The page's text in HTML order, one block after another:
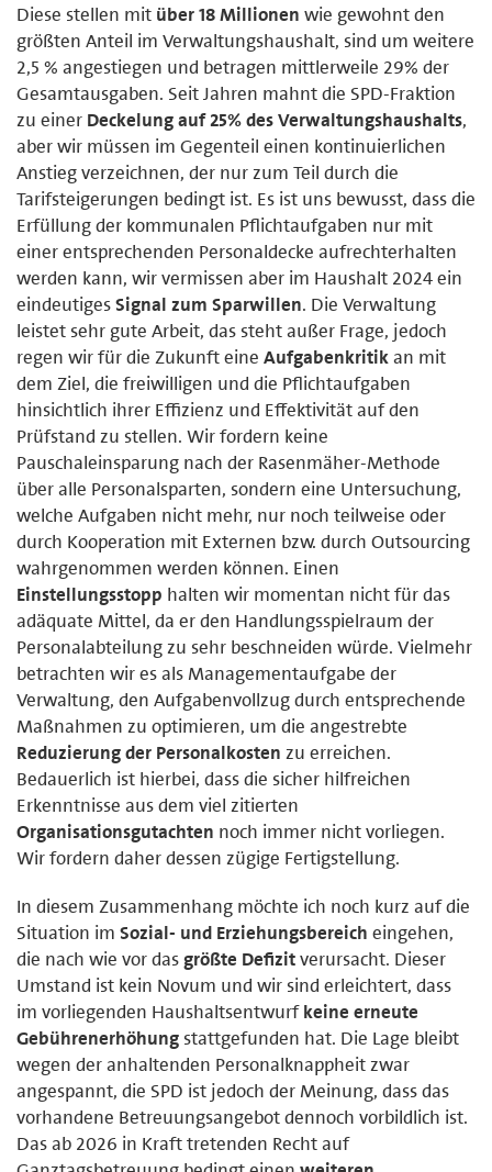
Diese stellen mit über 18 Millionen wie gewohnt den
größten Anteil im Verwaltungshaushalt, sind um weitere
2,5 % angestiegen und betragen mittlerweile 29% der
Gesamtausgaben. Seit Jahren mahnt die SPD-Fraktion
zu einer Deckelung auf 25% des Verwaltungshaushalts,
aber wir müssen im Gegenteil einen kontinuierlichen
Anstieg verzeichnen, der nur zum Teil durch die
Tarifsteigerungen bedingt ist. Es ist uns bewusst, dass die
Erfüllung der kommunalen Pflichtaufgaben nur mit
einer entsprechenden Personaldecke aufrechterhalten
werden kann, wir vermissen aber im Haushalt 2024 ein
eindeutigesSignal zum Sparwillen. Die Verwaltung
leistet sehr gute Arbeit, das steht außer Frage, jedoch
regen wir für die Zukunft eine Aufgabenkritikan mit
dem Ziel, die freiwilligen und die Pflichtaufgaben
hinsichtlich ihrer Effizienz und Effektivität auf den
Prüfstand zu stellen. Wir fordern keine
Pauschaleinsparung nach der Rasenmäher-Methode
über alle Personalsparten, sondern eine Untersuchung,
welche Aufgaben nicht mehr, nur noch teilweise oder
durch Kooperation mit Externen bzw. durch Outsourcing
wahrgenommen werden können. Einen
Einstellungsstopp halten wir momentan nicht für das
adäquate Mittel, da er den Handlungsspielraum der
Personalabteilung zu sehr beschneiden würde. Vielmehr
betrachten wir es als Managementaufgabe der
Verwaltung, den Aufgabenvollzug durch entsprechende
Maßnahmen zu optimieren, um die angestrebte
Reduzierung der Personalkosten zu erreichen.
Bedauerlich ist hierbei, dass die sicher hilfreichen
Erkenntnisse aus dem viel zitierten
Organisationsgutachten noch immer nicht vorliegen.
Wir fordern daher dessen zügige Fertigstellung.
In diesem Zusammenhang möchte ich noch kurz auf die
Situation im Sozial- und Erziehungsbereich eingehen,
die nach wie vor dasgrößte Defizitverursacht. Dieser
Umstand ist kein Novum und wir sind erleichtert, dass
im vorliegenden Haushaltsentwurfkeine erneute
Gebührenerhöhung stattgefunden hat. Die Lage bleibt
wegen der anhaltenden Personalknappheit zwar
angespannt, die SPD ist jedoch der Meinung, dass das
vorhandene Betreuungsangebot dennoch vorbildlich ist.
Das ab 2026 in Kraft tretenden Recht auf